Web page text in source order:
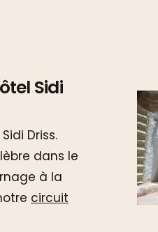
Sidi
Driss.
dans le
à la
circuit